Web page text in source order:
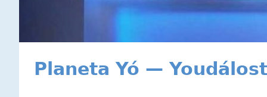
Planeta Yó —